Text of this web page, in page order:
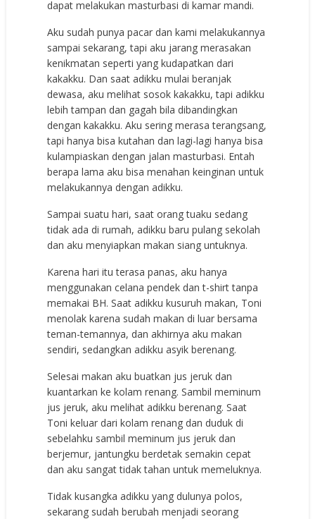
dapat melakukan masturbasi di kamar mandi.
Aku sudah punya pacar dan kami melakukannya
sampai sekarang, tapi aku jarang merasakan
kenikmatan seperti yang kudapatkan dari
kakakku. Dan saat adikku mulai beranjak
dewasa, aku melihat sosok kakakku, tapi adikku
lebih tampan dan gagah bila dibandingkan
dengan kakakku. Aku sering merasa terangsang,
tapi hanya bisa kutahan dan lagi-lagi hanya bisa
kulampiaskan dengan jalan masturbasi. Entah
berapa lama aku bisa menahan keinginan untuk
melakukannya dengan adikku.
Sampai suatu hari, saat orang tuaku sedang
tidak ada di rumah, adikku baru pulang sekolah
dan aku menyiapkan makan siang untuknya.
Karena hari itu terasa panas, aku hanya
menggunakan celana pendek dan t-shirt tanpa
memakai BH. Saat adikku kusuruh makan, Toni
menolak karena sudah makan di luar bersama
teman-temannya, dan akhirnya aku makan
sendiri, sedangkan adikku asyik berenang.
Selesai makan aku buatkan jus jeruk dan
kuantarkan ke kolam renang. Sambil meminum
jus jeruk, aku melihat adikku berenang. Saat
Toni keluar dari kolam renang dan duduk di
sebelahku sambil meminum jus jeruk dan
berjemur, jantungku berdetak semakin cepat
dan aku sangat tidak tahan untuk memeluknya.
Tidak kusangka adikku yang dulunya polos,
sekarang sudah berubah menjadi seorang